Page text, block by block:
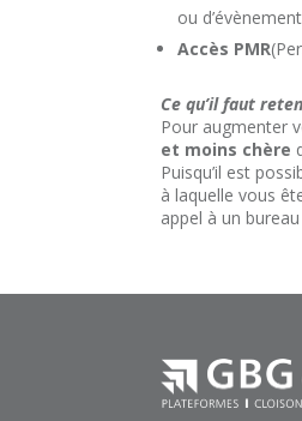
ou
Accès PMR
Ce qu’il faut
Pour augmenter
et moins chère
Puisqu’il est
à laquelle vous
appel à un